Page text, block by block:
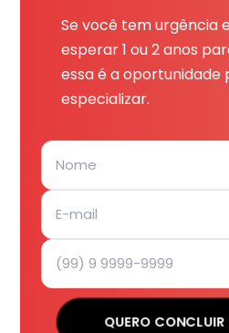
Se você tem urgência
esperar 1 ou 2 anos
essa é a oportunidade
especializar.
QUERO CONCLUIR